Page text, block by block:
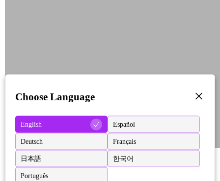
Choose Language
English Español
Deutsch Français
日本語 한국어
Português